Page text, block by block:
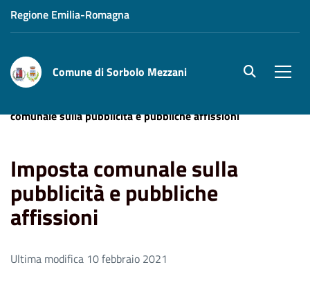
Regione Emilia-Romagna
Comune di Sorbolo Mezzani site.searc
comunale sulla pubblicità e pubbliche affissioni
Imposta comunale sulla
pubblicità e pubbliche
affissioni
Ultima modifica 10 febbraio 2021